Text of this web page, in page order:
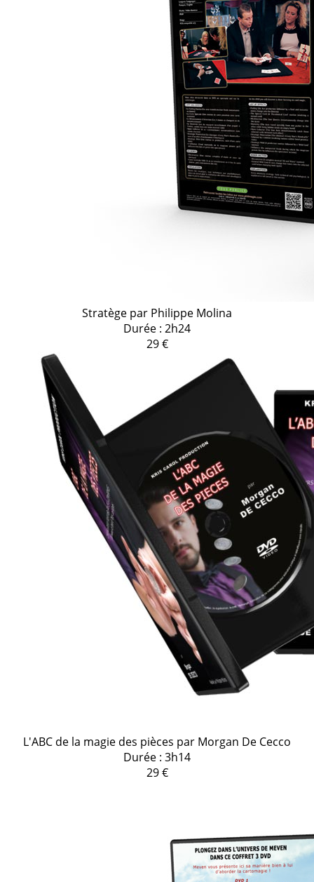
Stratège par Philippe Molina
Durée : 2h24
29 €
L'ABC de la magie des pièces par Morgan De Cecco
Durée : 3h14
29 €